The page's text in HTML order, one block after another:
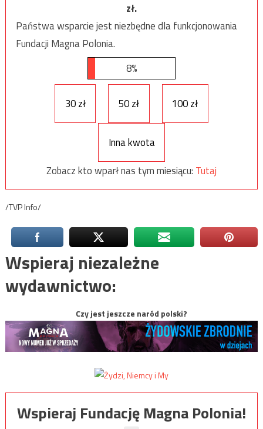
zł.
Państwa wsparcie jest niezbędne dla funkcjonowania
Fundacji Magna Polonia.
8%
30 zł 50 zł 100 zł
Inna kwota
Zobacz kto wparł nas tym miesiącu: Tutaj
/TVP Info/
Wspieraj niezależne
wydawnictwo:
Czy jest jeszcze naród polski?
Wspieraj Fundację Magna Polonia!